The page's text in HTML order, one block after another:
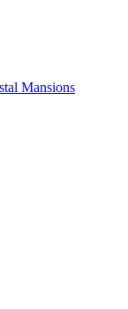
Mansions